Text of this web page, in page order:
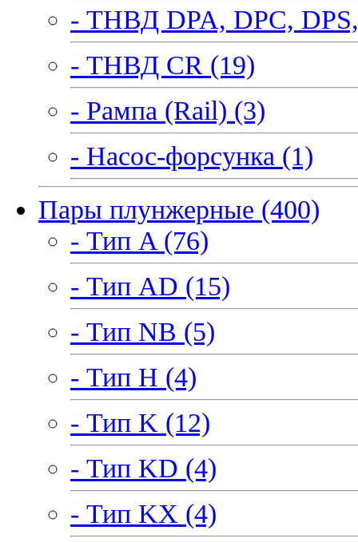
- ТНВД DPA, DPC,
- ТНВД CR (19)
- Рампа (Rail) (3)
- Насос-форсунка (1)
Пары плунжерные (400)
- Тип A (76)
- Тип AD (15)
- Тип NB (5)
- Тип H (4)
- Тип K (12)
- Тип KD (4)
- Тип KX (4)